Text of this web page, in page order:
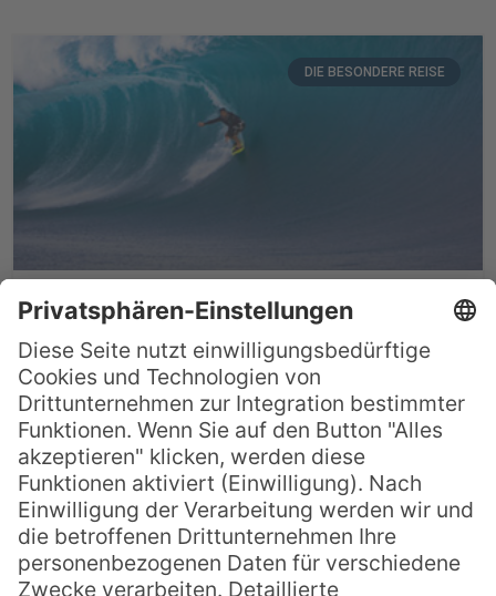
DIE BESONDERE REISE
Surfen lernen im Oahu
Surfcamp
Wenn schon surfen, dann richtig! Welch
besseren Platz könnte es dafür geben, als
die Wiege des Surfens schlechthin, Hawaii.
Weil die Inseln so weit vom Festland
entfernt sind, haben die Wellen hier die